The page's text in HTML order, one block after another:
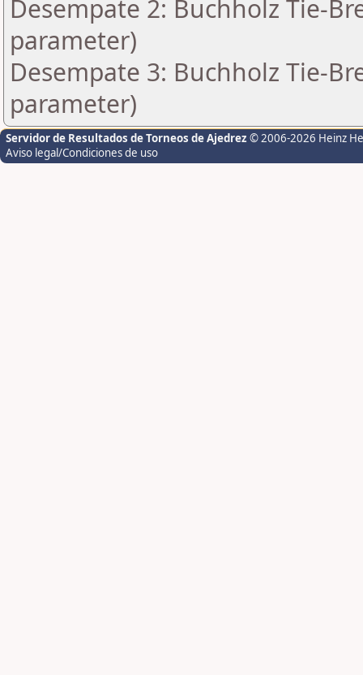
Desempate 2: Buchholz Tie-
parameter)
Desempate 3: Buchholz Tie-
parameter)
Servidor de Resultados de Torneos de Ajedrez © 2006-2026 Heinz
Aviso legal/Condiciones de uso